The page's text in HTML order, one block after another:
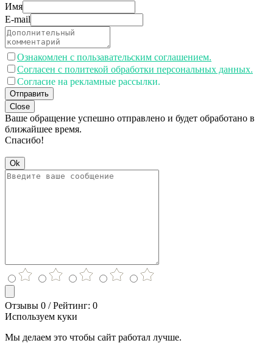
Имя
E-mail
Ознакомлен с пользавательским соглашением.
Согласен с политекой обработки персональных данных.
Согласие на рекламные рассылки.
Отправить
Close
Ваше обращение успешно отправлено и будет обработано в
ближайшее время.
Спасибо!
Ok
Отзывы 0 / Рейтинг: 0
Используем куки
Мы делаем это чтобы сайт работал лучше.